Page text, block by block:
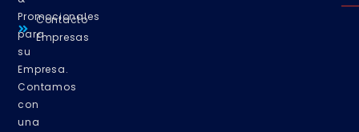
Promocionales
para
su
Empresa.
Contamos
con
una
Contacto
Empresas